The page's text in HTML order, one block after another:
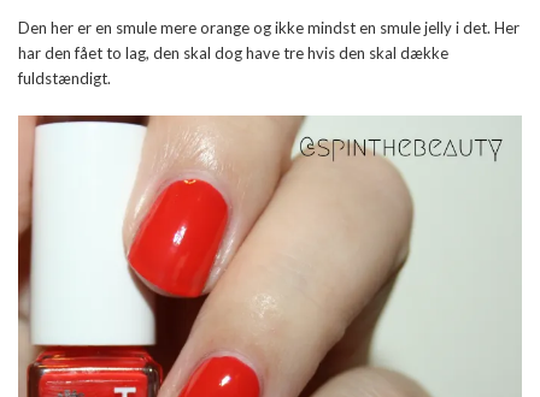
Den her er en smule mere orange og ikke mindst en smule jelly i det. Her
har den fået to lag, den skal dog have tre hvis den skal dække
fuldstændigt.